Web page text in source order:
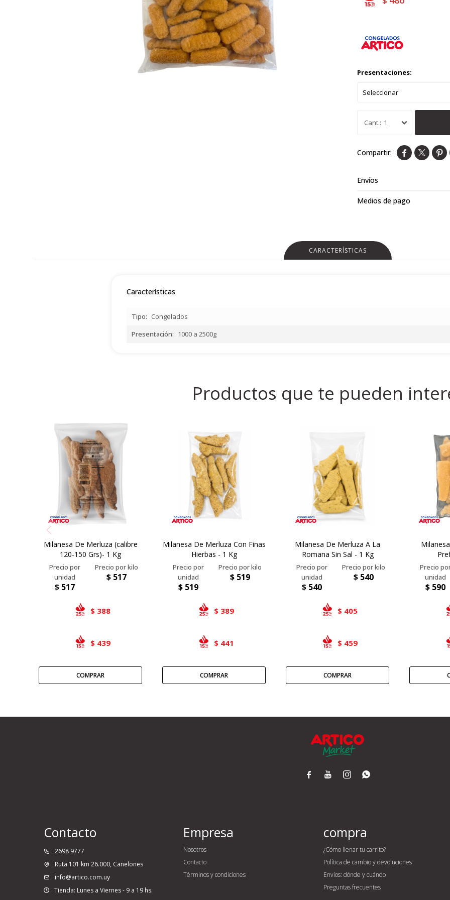
Presentaciones:
1
  
Envíos
Medios de pago
CARACTERÍSTICAS
Características
Tipo
Congelados
Presentación
1000 a 2500g
Productos que te pueden
Milanesa De Merluza (calibre
120-150 Grs)- 1 Kg
$ 517
$ 517
$ 388
$ 439
Milanesa De Merluza Con Finas
Hierbas - 1 Kg
$ 519
$ 519
$ 389
$ 441
Milanesa De Merluza A La
Romana Sin Sal - 1 Kg
$ 540
$ 540
$ 405
$ 459
$ 590
   
Contacto
2698 9777
Ruta 101 km 26.000, Canelones
info@artico.com.uy
Tienda: Lunes a Viernes - 9 a 19 hs.
Empresa
Nosotros
Contacto
Términos y condiciones
compra
¿Cómo llenar tu carrito?
Política de cambio y devoluciones
Envíos: dónde y cuándo
Preguntas frecuentes